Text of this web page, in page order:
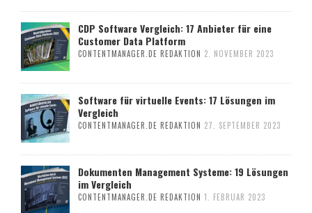
CDP Software Vergleich: 17 Anbieter für eine
Customer Data Platform
CONTENTMANAGER.DE REDAKTION 2. NOVEMBER 2023
Software für virtuelle Events: 17 Lösungen im
Vergleich
CONTENTMANAGER.DE REDAKTION 27. SEPTEMBER 2023
Dokumenten Management Systeme: 19 Lösungen
im Vergleich
CONTENTMANAGER.DE REDAKTION 1. FEBRUAR 2023